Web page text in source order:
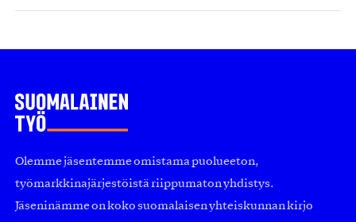
Olemme jäsentemme omistama puolueeton,
työmarkkinajärjestöistä riippumaton yhdistys.
Jäseninämme on koko suomalaisen yhteiskunnan kirjo